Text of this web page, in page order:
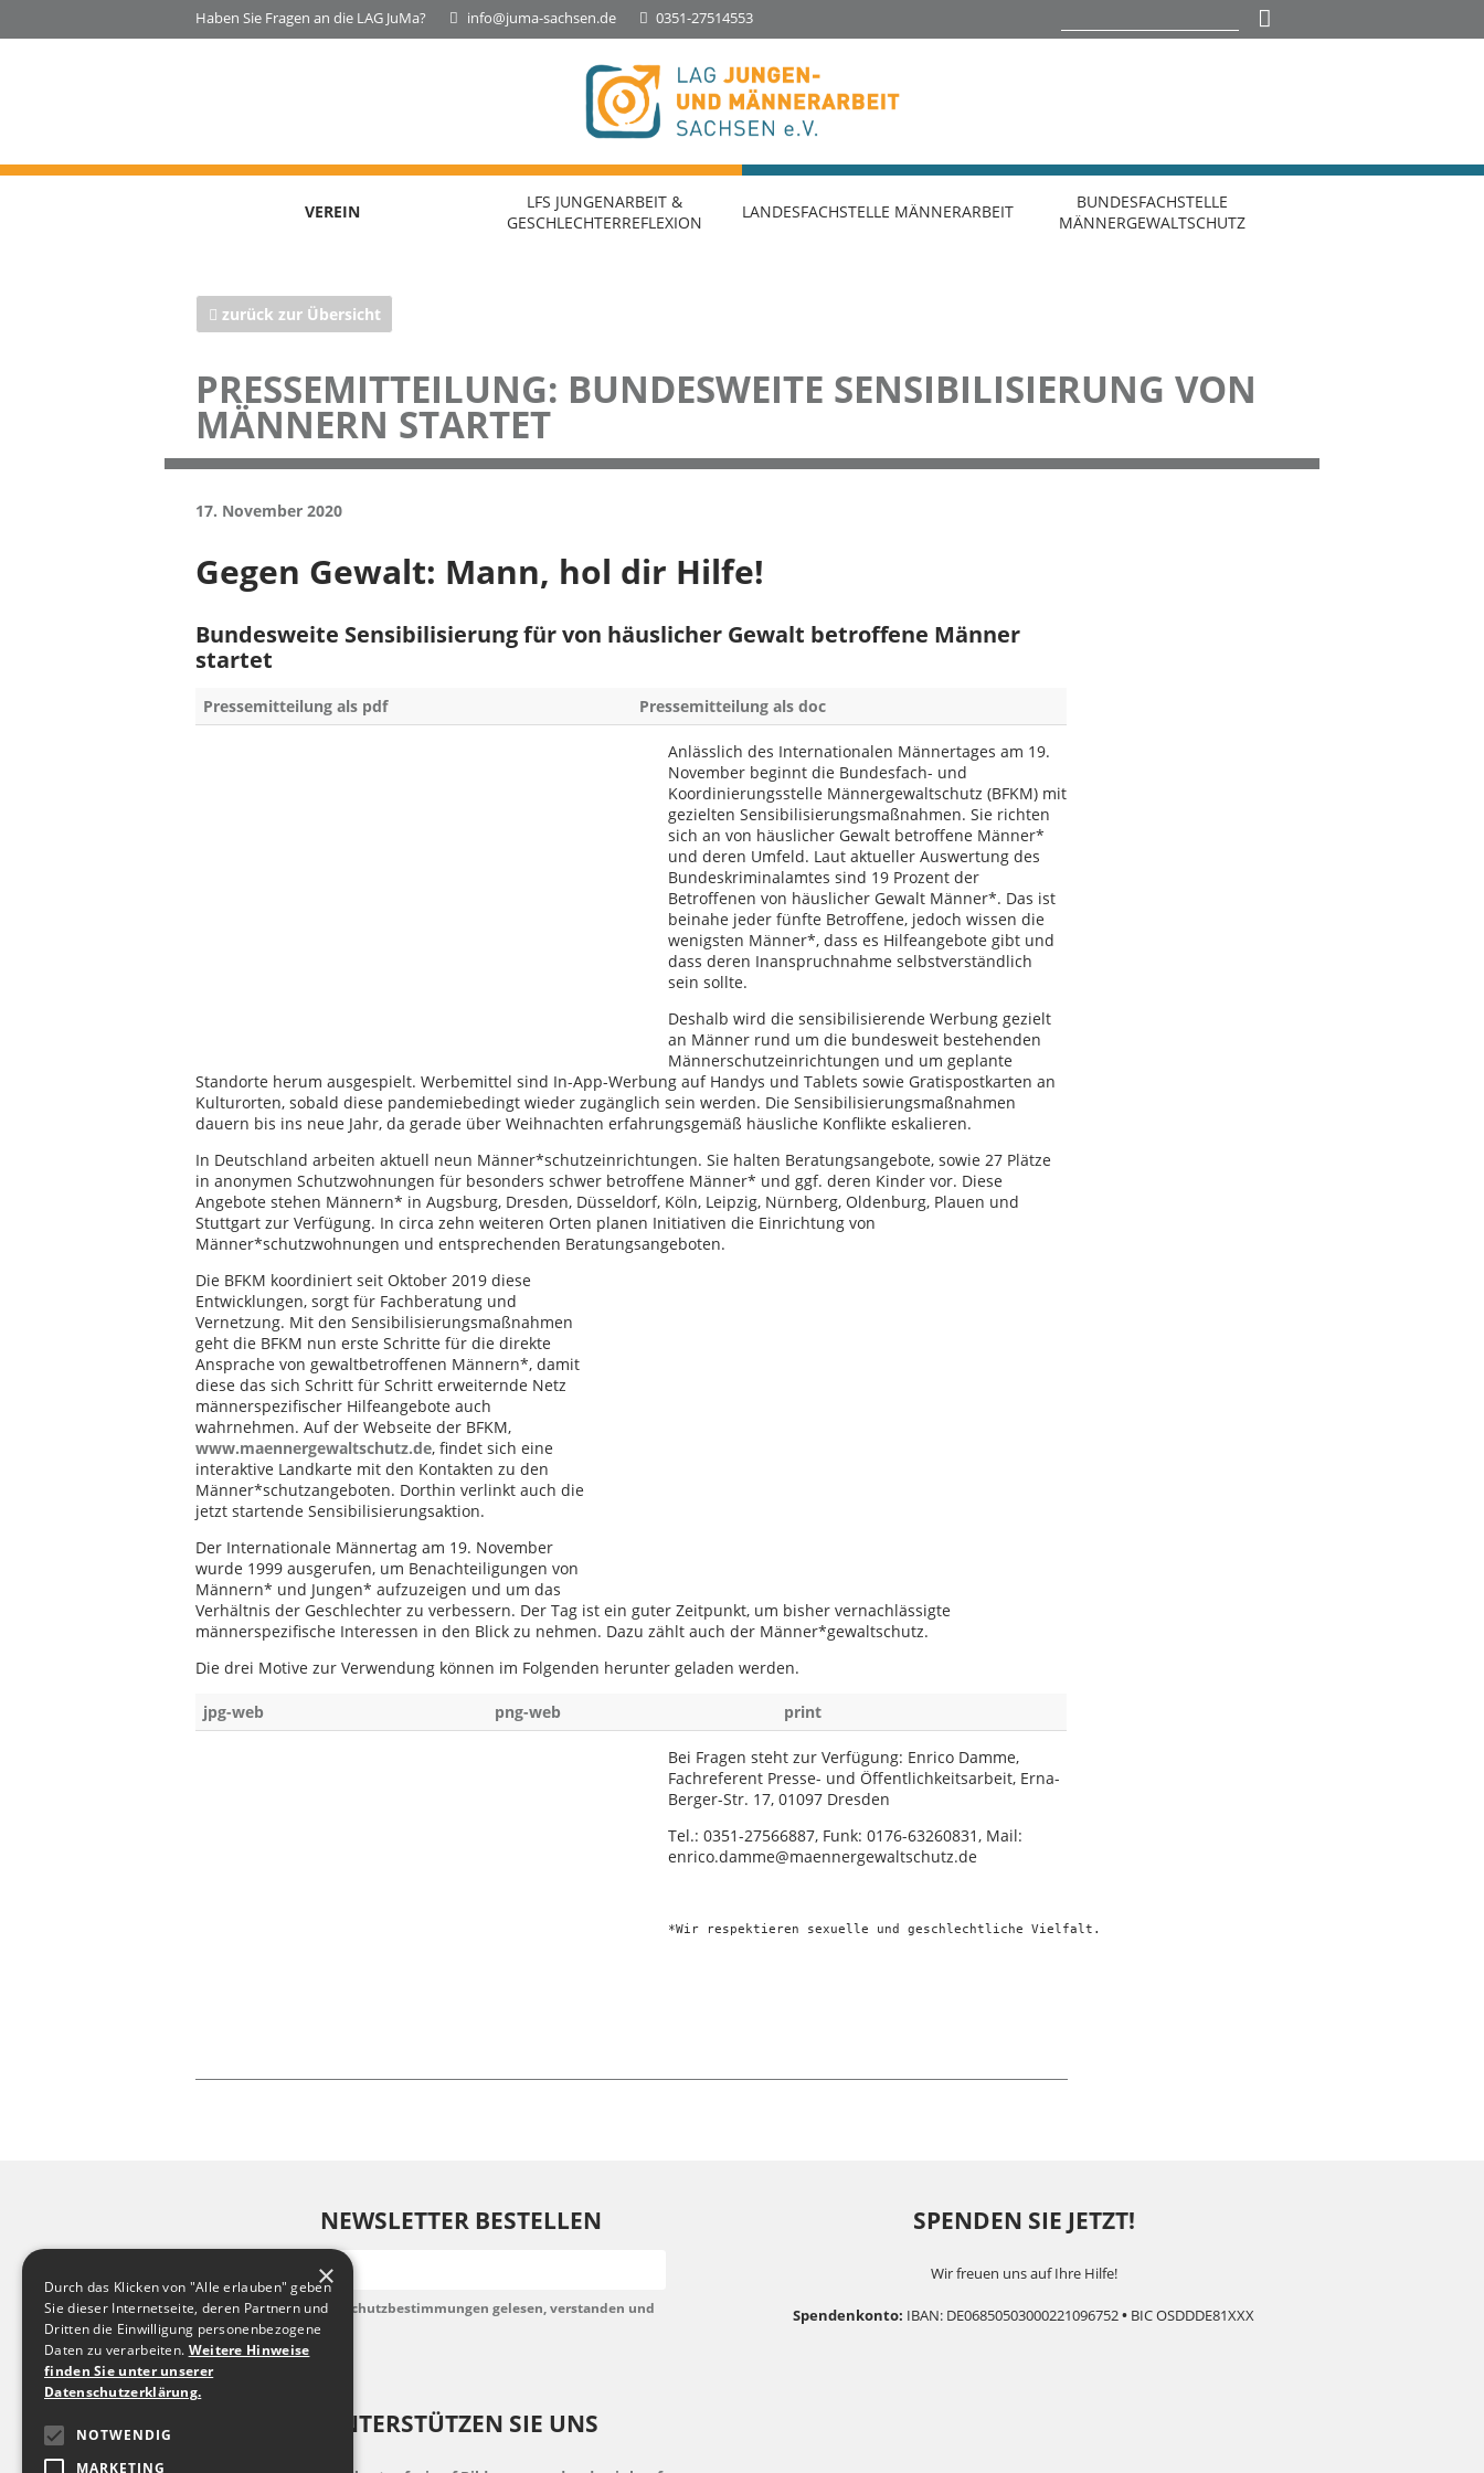
Haben Sie Fragen an die LAG JuMa? info@juma-sachsen.de 0351-27514553
Geschlechterreflexion
VEREIN
LFS JUNGENARBEIT &
GESCHLECHTERREFLEXION
LANDESFACHSTELLE MÄNNERARBEIT
BUNDESFACHSTELLE
MÄNNERGEWALTSCHUTZ
zurück zur Übersicht
PRESSEMITTEILUNG: BUNDESWEITE SENSIBILISIERUNG VON
MÄNNERN STARTET
17. November 2020
Gegen Gewalt: Mann, hol dir Hilfe!
Bundesweite Sensibilisierung für von häuslicher Gewalt betroffene Männer
startet
Pressemitteilung als pdf Pressemitteilung als doc
Anlässlich des Internationalen Männertages am 19.
November beginnt die Bundesfach- und
Koordinierungsstelle Männergewaltschutz (BFKM) mit
gezielten Sensibilisierungsmaßnahmen. Sie richten
sich an von häuslicher Gewalt betroffene Männer*
und deren Umfeld. Laut aktueller Auswertung des
Bundeskriminalamtes sind 19 Prozent der
Betroffenen von häuslicher Gewalt Männer*. Das ist
beinahe jeder fünfte Betroffene, jedoch wissen die
wenigsten Männer*, dass es Hilfeangebote gibt und
dass deren Inanspruchnahme selbstverständlich
sein sollte.
Deshalb wird die sensibilisierende Werbung gezielt
an Männer rund um die bundesweit bestehenden
Männerschutzeinrichtungen und um geplante
Standorte herum ausgespielt. Werbemittel sind In-App-Werbung auf Handys und Tablets sowie Gratispostkarten an
Kulturorten, sobald diese pandemiebedingt wieder zugänglich sein werden. Die Sensibilisierungsmaßnahmen
dauern bis ins neue Jahr, da gerade über Weihnachten erfahrungsgemäß häusliche Konflikte eskalieren.
In Deutschland arbeiten aktuell neun Männer*schutzeinrichtungen. Sie halten Beratungsangebote, sowie 27 Plätze
in anonymen Schutzwohnungen für besonders schwer betroffene Männer* und ggf. deren Kinder vor. Diese
Angebote stehen Männern* in Augsburg, Dresden, Düsseldorf, Köln, Leipzig, Nürnberg, Oldenburg, Plauen und
Stuttgart zur Verfügung. In circa zehn weiteren Orten planen Initiativen die Einrichtung von
Männer*schutzwohnungen und entsprechenden Beratungsangeboten.
Die BFKM koordiniert seit Oktober 2019 diese
Entwicklungen, sorgt für Fachberatung und
Vernetzung. Mit den Sensibilisierungsmaßnahmen
geht die BFKM nun erste Schritte für die direkte
Ansprache von gewaltbetroffenen Männern*, damit
diese das sich Schritt für Schritt erweiternde Netz
männerspezifischer Hilfeangebote auch
wahrnehmen. Auf der Webseite der BFKM,
www.maennergewaltschutz.de, findet sich eine
interaktive Landkarte mit den Kontakten zu den
Männer*schutzangeboten. Dorthin verlinkt auch die
jetzt startende Sensibilisierungsaktion.
Der Internationale Männertag am 19. November
wurde 1999 ausgerufen, um Benachteiligungen von
Männern* und Jungen* aufzuzeigen und um das
Verhältnis der Geschlechter zu verbessern. Der Tag ist ein guter Zeitpunkt, um bisher vernachlässigte
männerspezifische Interessen in den Blick zu nehmen. Dazu zählt auch der Männer*gewaltschutz.
Die drei Motive zur Verwendung können im Folgenden herunter geladen werden.
jpg-web png-web print
Bei Fragen steht zur Verfügung: Enrico Damme,
Fachreferent Presse- und Öffentlichkeitsarbeit, Erna-
Berger-Str. 17, 01097 Dresden
Tel.: 0351-27566887, Funk: 0176-63260831, Mail:
enrico.damme@maennergewaltschutz.de
*Wir respektieren sexuelle und geschlechtliche Vielfalt.
NEWSLETTER BESTELLEN
Ich habe die Datenschutzbestimmungen gelesen, verstanden und
akzeptiere diese.
SPENDEN SIE JETZT!
Wir freuen uns auf Ihre Hilfe!
Spendenkonto: IBAN: DE06850503000221096752• BIC OSDDDE81XXX
UNTERSTÜTZEN SIE UNS
×
Durch das Klicken von "Alle erlauben" geben
Sie dieser Internetseite, deren Partnern und
Dritten die Einwilligung personenbezogene
Daten zu verarbeiten. Weitere Hinweise
finden Sie unter unserer
Datenschutzerklärung.
NOTWENDIG
MARKETING